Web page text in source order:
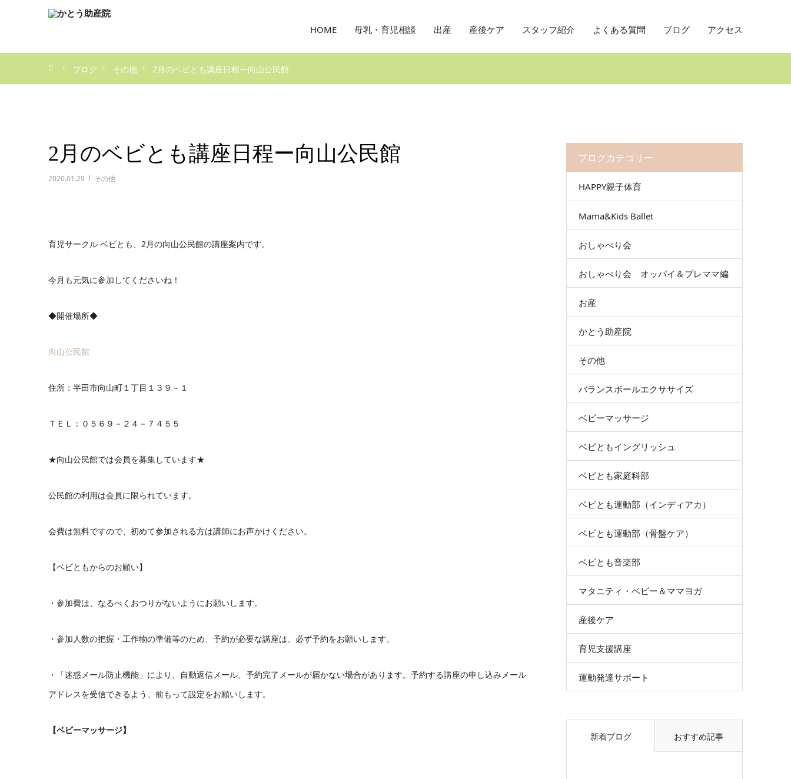
HOME 母乳・育児相談 出産 産後ケア スタッフ紹介 よくある質問 ブログ アクセス
ブログ その他 2月のベビとも講座日程ー向山公民館
2月のベビとも講座日程ー向山公民館
2020.01.29 その他
育児サークル ベビとも、2月の向山公民館の講座案内です。
今月も元気に参加してくださいね！
◆開催場所◆
向山公民館
住所：半田市向山町１丁目１３９－１
ＴＥＬ：０５６９－２４－７４５５
★向山公民館では会員を募集しています★
公民館の利用は会員に限られています。
会費は無料ですので、初めて参加される方は講師にお声かけください。
【ベビともからのお願い】
・参加費は、なるべくおつりがないようにお願いします。
・参加人数の把握・工作物の準備等のため、予約が必要な講座は、必ず予約をお願いします。
・「迷惑メール防止機能」により、自動返信メール、予約完了メールが届かない場合があります。予約する講座の申し込みメール
アドレスを受信できるよう、前もって設定をお願いします。
【ベビーマッサージ】
ブログカテゴリー
HAPPY親子体育
Mama&Kids Ballet
おしゃべり会
おしゃべり会 オッパイ＆プレママ編
お産
かとう助産院
その他
バランスボールエクササイズ
ベビーマッサージ
ベビともイングリッシュ
ベビとも家庭科部
ベビとも運動部（インディアカ）
ベビとも運動部（骨盤ケア）
ベビとも音楽部
マタニティ・ベビー＆ママヨガ
産後ケア
育児支援講座
運動発達サポート
新着ブログ おすすめ記事